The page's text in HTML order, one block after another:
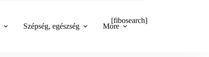
Szépség, egészség More
[fibosearch]